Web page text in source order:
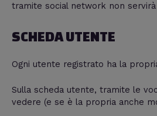
tramite social network non
SCHEDA UTENTE
Ogni utente registrato ha la
Sulla scheda utente, tramite le
vedere (e se è la propria anche